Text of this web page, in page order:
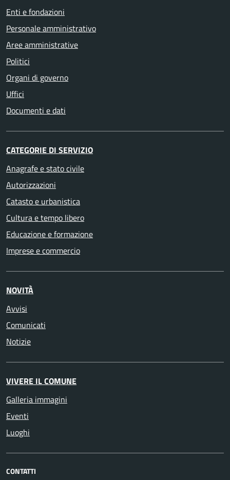
Enti e fondazioni
Personale amministrativo
Aree amministrative
Politici
Organi di governo
Uffici
Documenti e dati
CATEGORIE DI SERVIZIO
Anagrafe e stato civile
Autorizzazioni
Catasto e urbanistica
Cultura e tempo libero
Educazione e formazione
Imprese e commercio
NOVITÀ
Avvisi
Comunicati
Notizie
VIVERE IL COMUNE
Galleria immagini
Eventi
Luoghi
CONTATTI